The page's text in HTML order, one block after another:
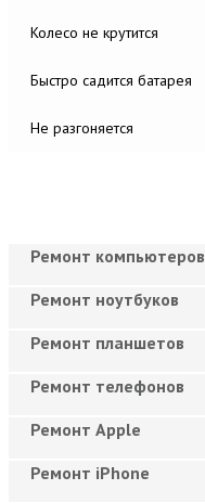
Колесо не крутится
Быстро садится батарея
Не разгоняется
Ремонт компьютеров
Ремонт ноутбуков
Ремонт планшетов
Ремонт телефонов
Ремонт Apple
Ремонт iPhone